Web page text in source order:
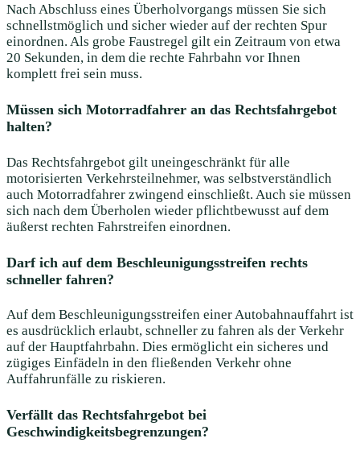
Nach Abschluss eines Überholvorgangs müssen Sie sich
schnellstmöglich und sicher wieder auf der rechten Spur
einordnen. Als grobe Faustregel gilt ein Zeitraum von etwa
20 Sekunden, in dem die rechte Fahrbahn vor Ihnen
komplett frei sein muss.
Müssen sich Motorradfahrer an das Rechtsfahrgebot
halten?
Das Rechtsfahrgebot gilt uneingeschränkt für alle
motorisierten Verkehrsteilnehmer, was selbstverständlich
auch Motorradfahrer zwingend einschließt. Auch sie müssen
sich nach dem Überholen wieder pflichtbewusst auf dem
äußerst rechten Fahrstreifen einordnen.
Darf ich auf dem Beschleunigungsstreifen rechts
schneller fahren?
Auf dem Beschleunigungsstreifen einer Autobahnauffahrt ist
es ausdrücklich erlaubt, schneller zu fahren als der Verkehr
auf der Hauptfahrbahn. Dies ermöglicht ein sicheres und
zügiges Einfädeln in den fließenden Verkehr ohne
Auffahrunfälle zu riskieren.
Verfällt das Rechtsfahrgebot bei
Geschwindigkeitsbegrenzungen?